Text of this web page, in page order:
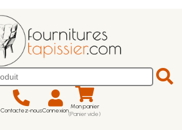
Contactez-nousConnexion Mon panier
(Panier vide)